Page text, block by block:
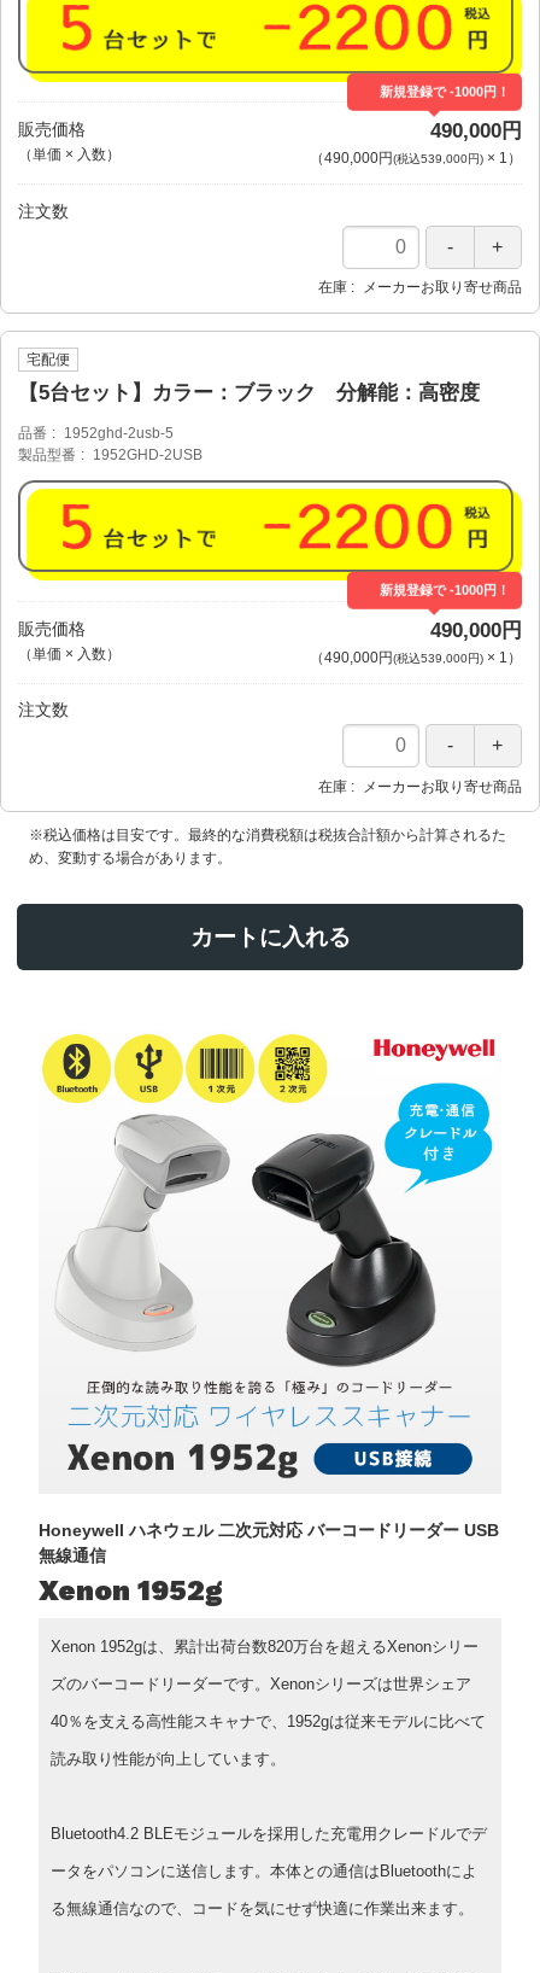
販売価格
（単価 × 入数）
新規登録で -1000円！
490,000円
（490,000円(税込539,000円)× 1 ）
注文数
在庫 メーカーお取り寄せ商品
宅配便
【5台セット】カラー：ブラック 分解能：高密度
品番
1952ghd-2usb-5
製品型番
1952GHD-2USB
販売価格
（単価 × 入数）
新規登録で -1000円！
490,000円
（490,000円(税込539,000円)× 1 ）
注文数
在庫 メーカーお取り寄せ商品
※税込価格は目安です。最終的な消費税額は税抜合計額から計算されるた
め、変動する場合があります。
カートに入れる
Honeywell ハネウェル 二次元対応 バーコードリーダー USB
無線通信
Xenon 1952g
Xenon 1952gは、累計出荷台数820万台を超えるXenonシリー
ズのバーコードリーダーです。Xenonシリーズは世界シェア
40％を支える高性能スキャナで、1952gは従来モデルに比べて
読み取り性能が向上しています。
Bluetooth4.2 BLEモジュールを採用した充電用クレードルでデ
ータをパソコンに送信します。本体との通信はBluetoothによ
る無線通信なので、コードを気にせず快適に作業出来ます。